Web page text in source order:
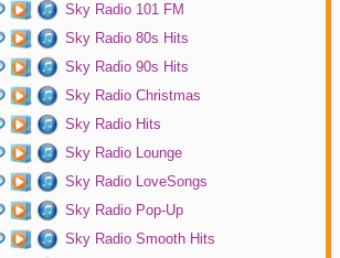
Sky Radio 101 FM
Sky Radio 80s Hits
Sky Radio 90s Hits
Sky Radio Christmas
Sky Radio Hits
Sky Radio Lounge
Sky Radio LoveSongs
Sky Radio Pop-Up
Sky Radio Smooth Hits